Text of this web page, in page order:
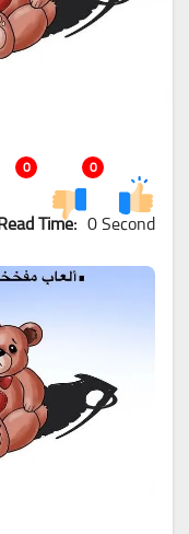
0
0
Time: 0 Second